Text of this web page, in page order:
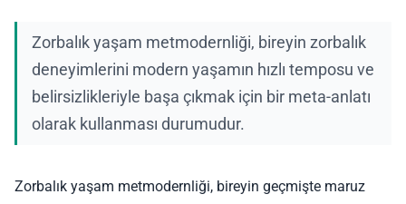
Zorbalık yaşam metmodernliği, bireyin zorbalık
deneyimlerini modern yaşamın hızlı temposu ve
belirsizlikleriyle başa çıkmak için bir meta-anlatı
olarak kullanması durumudur.
Zorbalık yaşam metmodernliği, bireyin geçmişte maruz